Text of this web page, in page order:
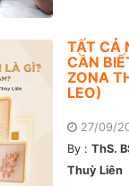
TẤT CẢ
CẦN
ZONA
LEO)
27/09/
By : ThS.
Thuỳ Liên